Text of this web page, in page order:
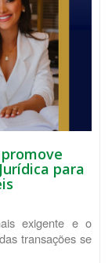
para
exigente e o
transações se